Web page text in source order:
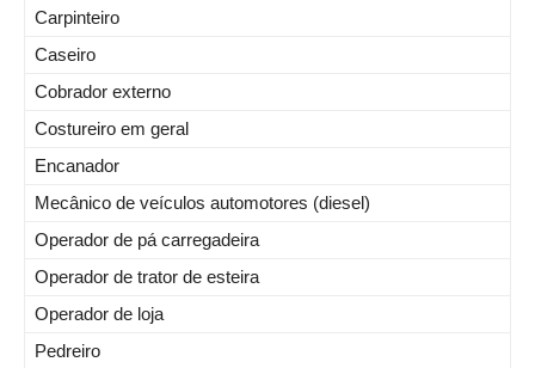
Carpinteiro
Caseiro
Cobrador externo
Costureiro em geral
Encanador
Mecânico de veículos automotores (diesel)
Operador de pá carregadeira
Operador de trator de esteira
Operador de loja
Pedreiro